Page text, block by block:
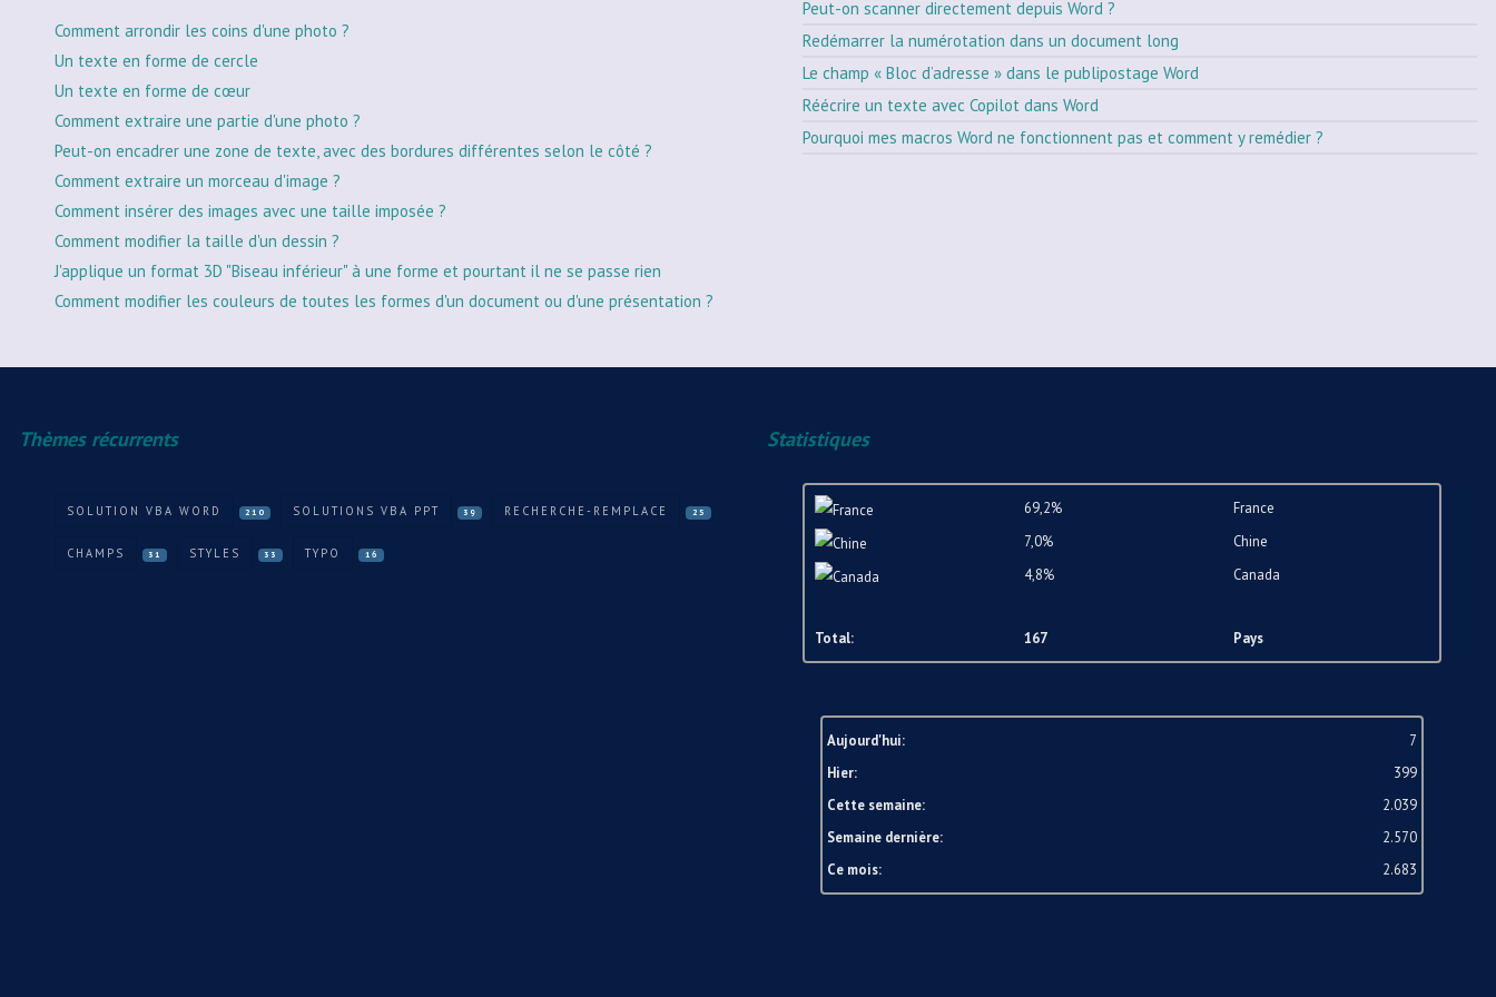
Comment arrondir les coins d'une photo ?
Un texte en forme de cercle
Un texte en forme de cœur
Comment extraire une partie d'une photo ?
Peut-on encadrer une zone de texte, avec des bordures différentes selon le côté ?
Comment extraire un morceau d'image ?
Comment insérer des images avec une taille imposée ?
Comment modifier la taille d'un dessin ?
J'applique un format 3D "Biseau inférieur" à une forme et pourtant il ne se passe rien
Comment modifier les couleurs de toutes les formes d'un document ou d'une présentation ?
Peut-on scanner directement depuis Word ?
Redémarrer la numérotation dans un document long
Le champ « Bloc d’adresse » dans le publipostage Word
Réécrire un texte avec Copilot dans Word
Pourquoi mes macros Word ne fonctionnent pas et comment y remédier ?
Thèmes récurrents
SOLUTION VBA WORD 210 SOLUTIONS VBA PPT 39 RECHERCHE-REMPLACE 25
CHAMPS 31 STYLES 33 TYPO 16
Statistiques
69,2%
France
7,0%
Chine
4,8%
Canada
Total: 167 Pays
Aujourd'hui:
7
Hier:
399
Cette semaine:
2.039
Semaine dernière:
2.570
Ce mois:
2.683